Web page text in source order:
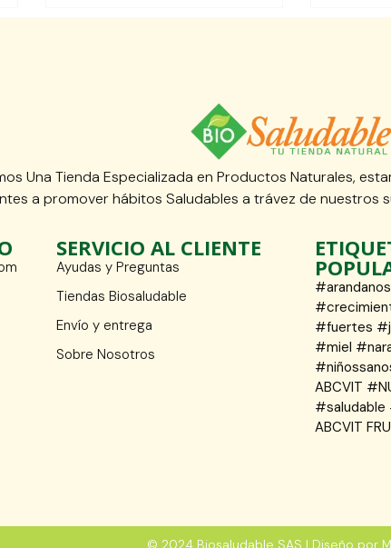
Una Tienda Especializada en Productos Naturales,
a promover hábitos Saludables a trávez de nuestros
SERVICIO AL CLIENTE
Ayudas y Preguntas
Tiendas Biosaludable
Envío y entrega
Sobre Nosotros
#fuertes
#miel
ABCVIT
#saludable
ABCVIT